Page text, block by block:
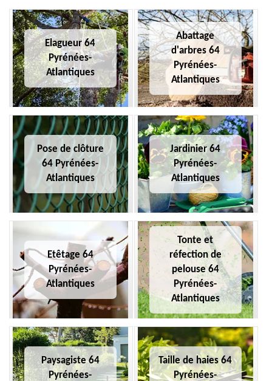
Elagueur 64
Pyrénées-
Atlantiques
Abattage
d'arbres 64
Pyrénées-
Atlantiques
Pose de clôture
64 Pyrénées-
Atlantiques
Jardinier 64
Pyrénées-
Atlantiques
Etêtage 64
Pyrénées-
Atlantiques
Tonte et
réfection de
pelouse 64
Pyrénées-
Atlantiques
Paysagiste 64
Pyrénées-
Taille de haies 64
Pyrénées-